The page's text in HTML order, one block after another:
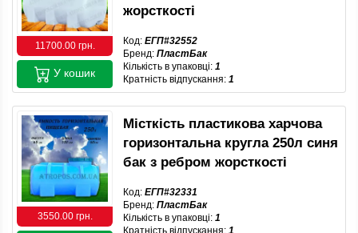
11700.00 грн.
жорсткості
Код: ЕГП#32552
Бренд: ПластБак
Кількість в упаковці: 1
Кратність відпускання: 1
У кошик
3550.00 грн.
Місткість пластикова харчова
горизонтальна кругла 250л синя
бак з ребром жорсткості
Код: ЕГП#32331
Бренд: ПластБак
Кількість в упаковці: 1
Кратність відпускання: 1